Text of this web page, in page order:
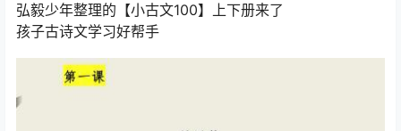
弘毅少年整理的【小古文100】上下册来了
孩子古诗文学习好帮手